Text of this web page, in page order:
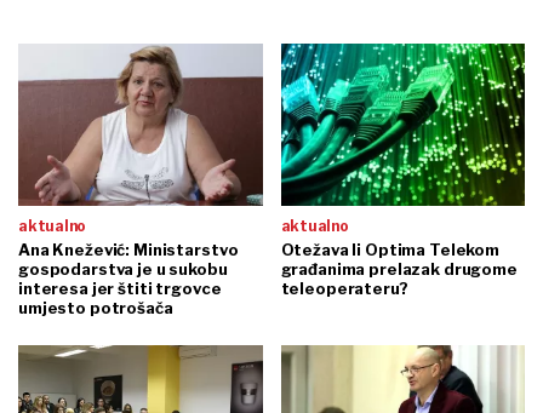
aktualno
Ana Knežević: Ministarstvo
gospodarstva je u sukobu
interesa jer štiti trgovce
umjesto potrošača
aktualno
Otežava li Optima Telekom
građanima prelazak drugome
teleoperateru?